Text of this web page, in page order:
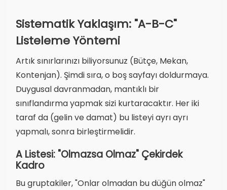
Sistematik Yaklaşım: "A-B-C"
Listeleme Yöntemi
Artık sınırlarınızı biliyorsunuz (Bütçe, Mekan,
Kontenjan). Şimdi sıra, o boş sayfayı doldurmaya.
Duygusal davranmadan, mantıklı bir
sınıflandırma yapmak sizi kurtaracaktır. Her iki
taraf da (gelin ve damat) bu listeyi ayrı ayrı
yapmalı, sonra birleştirmelidir.
A Listesi: "Olmazsa Olmaz" Çekirdek
Kadro
Bu gruptakiler, "Onlar olmadan bu düğün olmaz"